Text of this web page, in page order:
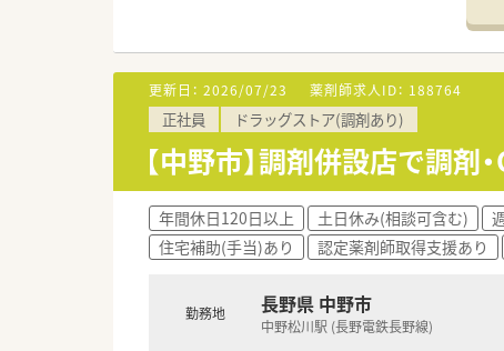
◎高齢化への対応や調剤の併設
「楽しんで頂ける売場」・「気配
攻めの販売活動を展開しており
◎お客様の生活全般をカバーでき
地域に合わせた事業展開に強みを
◎若い人がやる気を持って挑戦で
ドラッグストアで働く醍醐味は
人との繋がりを作っていけるこ
調剤だけにこだわらず、明るく
＼教育・研修制度／
◎充実した研修制度と福利厚生が
⇒e-ラーニングシステム、通信教
更新日： 2026/07/23 薬剤師求人ID： 188764
正社員 ドラッグストア(調剤あり)
【中野市】調剤併設店で調
年間休日120日以上 土日休み(相談可含む)
住宅補助(手当)あり
認定薬剤師取得支援あり
勤務地 長野県 中野市
中野松川駅 (長野電鉄長野線)